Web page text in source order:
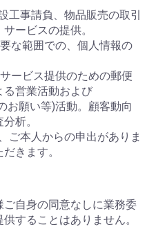
工事請負、物品販売の取引
ービスの提供。
な範囲での、個人情報の
ービス提供のための郵便
る営業活動および
お願い等)活動。顧客動向
析。
ご本人からの申出がありま
きます。
自身の同意なしに業務委
することはありません。